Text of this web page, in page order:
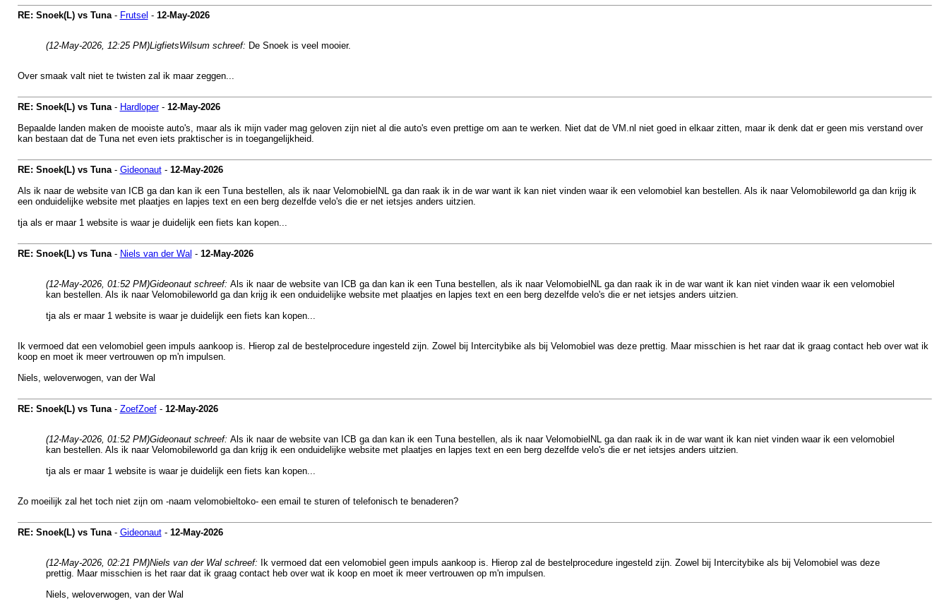
RE: Snoek(L) vs Tuna- Frutsel - 12-May-2026
(12-May-2026, 12:25 PM)LigfietsWilsum schreef: De Snoek is veel mooier.
Over smaak valt niet te twisten zal ik maar zeggen...
RE: Snoek(L) vs Tuna- Hardloper- 12-May-2026
Bepaalde landen maken de mooiste auto's, maar als ik mijn vader mag geloven zijn niet al die auto's even prettige om aan te werken. Niet dat de VM.nl niet goed in elkaar zitten, maar ik denk dat er geen mis verstand over
kan bestaan dat de Tuna net even iets praktischer is in toegangelijkheid.
RE: Snoek(L) vs Tuna- Gideonaut- 12-May-2026
Als ik naar de website van ICB ga dan kan ik een Tuna bestellen, als ik naar VelomobielNL ga dan raak ik in de war want ik kan niet vinden waar ik een velomobiel kan bestellen. Als ik naar Velomobileworld ga dan krijg ik
een onduidelijke website met plaatjes en lapjes text en een berg dezelfde velo's die er net ietsjes anders uitzien.
tja als er maar 1 website is waar je duidelijk een fiets kan kopen...
RE: Snoek(L) vs Tuna- Niels van der Wal - 12-May-2026
(12-May-2026, 01:52 PM)Gideonaut schreef: Als ik naar de website van ICB ga dan kan ik een Tuna bestellen, als ik naar VelomobielNL ga dan raak ik in de war want ik kan niet vinden waar ik een velomobiel
kan bestellen. Als ik naar Velomobileworld ga dan krijg ik een onduidelijke website met plaatjes en lapjes text en een berg dezelfde velo's die er net ietsjes anders uitzien.
tja als er maar 1 website is waar je duidelijk een fiets kan kopen...
Ik vermoed dat een velomobiel geen impuls aankoop is. Hierop zal de bestelprocedure ingesteld zijn. Zowel bij Intercitybike als bij Velomobiel was deze prettig. Maar misschien is het raar dat ik graag contact heb over wat ik
koop en moet ik meer vertrouwen op m'n impulsen.
Niels, weloverwogen, van der Wal
RE: Snoek(L) vs Tuna- ZoefZoef- 12-May-2026
(12-May-2026, 01:52 PM)Gideonaut schreef: Als ik naar de website van ICB ga dan kan ik een Tuna bestellen, als ik naar VelomobielNL ga dan raak ik in de war want ik kan niet vinden waar ik een velomobiel
kan bestellen. Als ik naar Velomobileworld ga dan krijg ik een onduidelijke website met plaatjes en lapjes text en een berg dezelfde velo's die er net ietsjes anders uitzien.
tja als er maar 1 website is waar je duidelijk een fiets kan kopen...
Zo moeilijk zal het toch niet zijn om -naam velomobieltoko- een email te sturen of telefonisch te benaderen?
RE: Snoek(L) vs Tuna- Gideonaut- 12-May-2026
(12-May-2026, 02:21 PM)Niels van der Wal schreef:
Ik vermoed dat een velomobiel geen impuls aankoop is. Hierop zal de bestelprocedure ingesteld zijn. Zowel bij Intercitybike als bij Velomobiel was deze
prettig. Maar misschien is het raar dat ik graag contact heb over wat ik koop en moet ik meer vertrouwen op m'n impulsen.
Niels, weloverwogen, van der Wal